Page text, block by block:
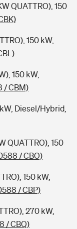
QUATTRO), 150
150 kW,
150 kW,
/ CBM)
Diesel/Hybrid,
QUATTRO), 150
/ CBO)
150 kW,
/ CBP)
270 kW,
/ CBQ)